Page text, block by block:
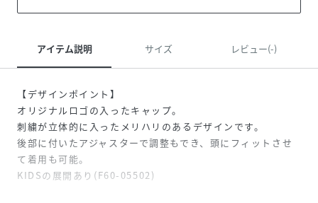
アイテム説明 サイズ レビュー(-)
【デザインポイント】
オリジナルロゴの入ったキャップ。
刺繍が立体的に入ったメリハリのあるデザインです。
後部に付いたアジャスターで調整もでき、頭にフィットさせ
て着用も可能。
KIDSの展開あり(F60-05502)